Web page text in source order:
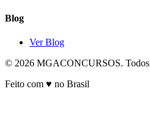
Blog
Ver Blog
© 2026 MGACONCURSOS. Todos
Feito com ♥ no Brasil